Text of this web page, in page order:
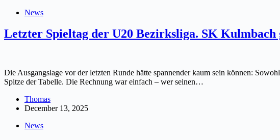
News
Letzter Spieltag der U20 Bezirksliga. SK
Die Ausgangslage vor der letzten Runde hätte spannender kaum sein können:
Spitze der Tabelle. Die Rechnung war einfach – wer seinen…
Thomas
December 13, 2025
News